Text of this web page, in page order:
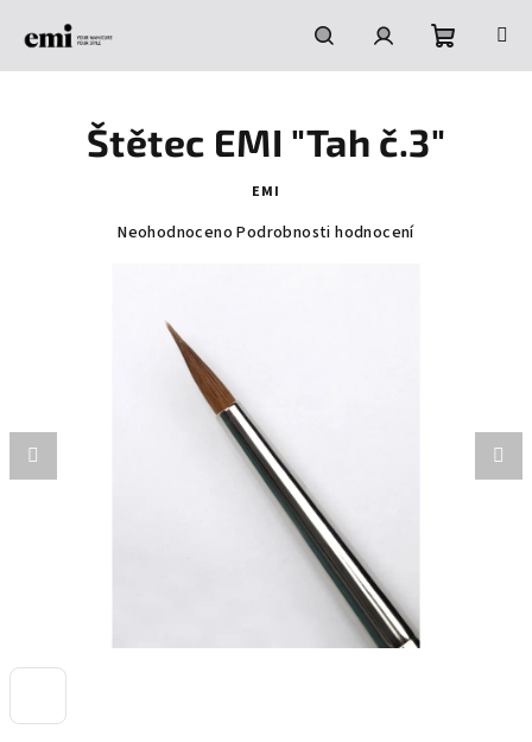
HledatPřihlášeníNákupní
košík
Štětec EMI "Tah č.3"
EMI
Průměrné
Neohodnoceno Podrobnosti hodnocení